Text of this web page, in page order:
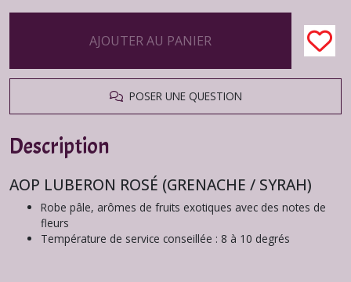
AJOUTER AU PANIER
POSER UNE QUESTION
Description
AOP LUBERON ROSÉ (GRENACHE / SYRAH)
Robe pâle, arômes de fruits exotiques avec des notes de
fleurs
Température de service conseillée : 8 à 10 degrés